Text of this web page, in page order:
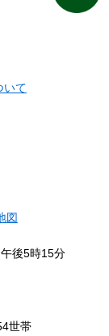
いて
図
後5時15分
世帯